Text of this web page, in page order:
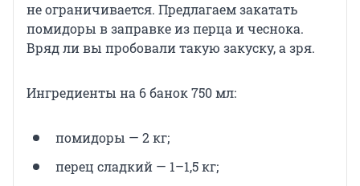
не ограничивается. Предлагаем закатать
помидоры в заправке из перца и чеснока.
Вряд ли вы пробовали такую закуску, а зря.
Ингредиенты на 6 банок 750 мл:
помидоры — 2 кг;
перец сладкий — 1–1,5 кг;